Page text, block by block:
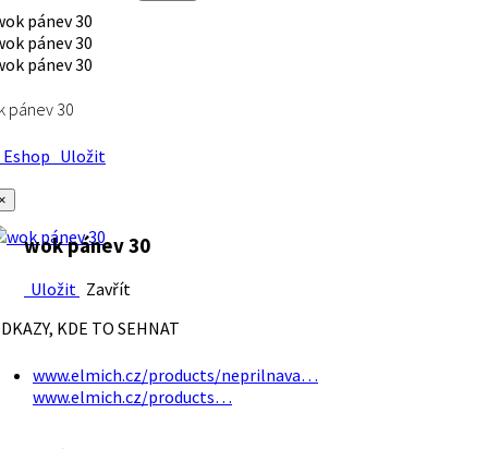
pánev 30
Uložit
wok pánev 30
Uložit Zavřít
KDE TO SEHNAT
www.elmich.cz/products/neprilnava…
www.elmich.cz/products…